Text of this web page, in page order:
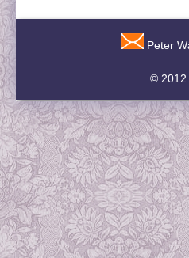
Peter
© 2012